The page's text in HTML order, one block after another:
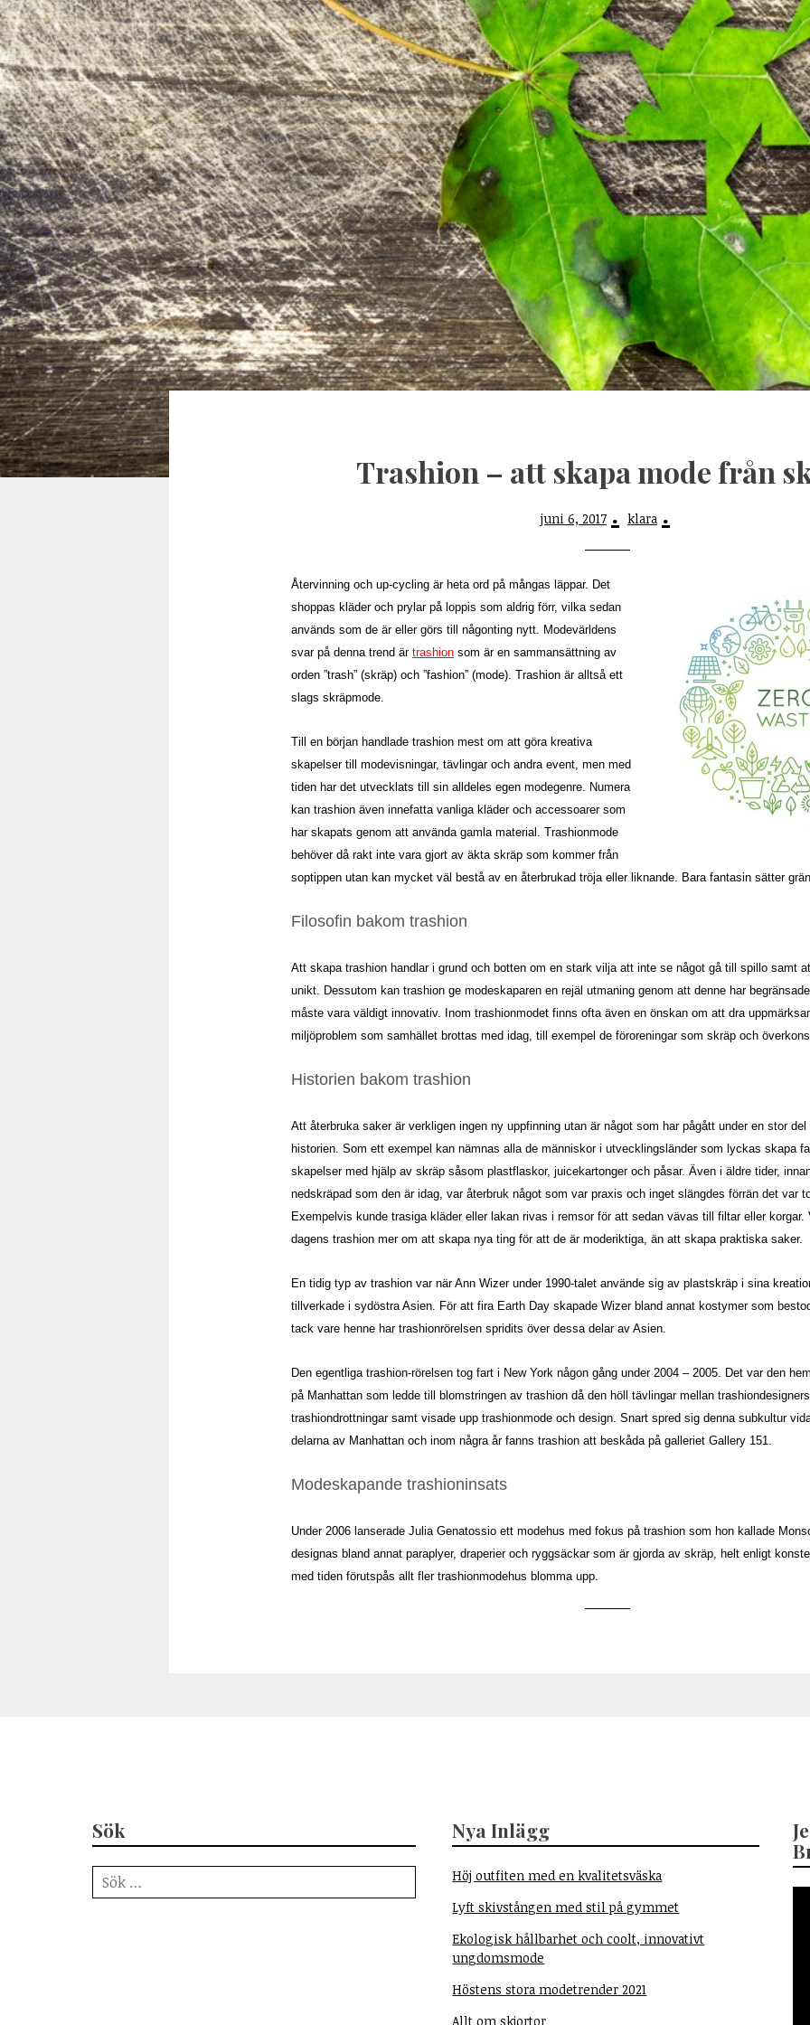
Trashion – att skapa mode från
juni 6, 2017 klara
Återvinning och up-cycling är heta ord på mångas läppar. Det
shoppas kläder och prylar på loppis som aldrig förr, vilka sedan
används som de är eller görs till någonting nytt. Modevärldens
svar på denna trend är trashion som är en sammansättning av
orden ”trash” (skräp) och ”fashion” (mode). Trashion är alltså ett
slags skräpmode.
Till en början handlade trashion mest om att göra kreativa
skapelser till modevisningar, tävlingar och andra event, men med
tiden har det utvecklats till sin alldeles egen modegenre. Numera
kan trashion även innefatta vanliga kläder och accessoarer som
har skapats genom att använda gamla material. Trashionmode
behöver då rakt inte vara gjort av äkta skräp som kommer från
soptippen utan kan mycket väl bestå av en återbrukad tröja eller liknande. Bara fantasin sätter
Filosofin bakom trashion
Att skapa trashion handlar i grund och botten om en stark vilja att inte se något gå till spillo samt
unikt. Dessutom kan trashion ge modeskaparen en rejäl utmaning genom att denne har
måste vara väldigt innovativ. Inom trashionmodet finns ofta även en önskan om att dra
miljöproblem som samhället brottas med idag, till exempel de föroreningar som skräp och
Historien bakom trashion
Att återbruka saker är verkligen ingen ny uppfinning utan är något som har pågått under en stor
historien. Som ett exempel kan nämnas alla de människor i utvecklingsländer som lyckas skapa
skapelser med hjälp av skräp såsom plastflaskor, juicekartonger och påsar. Även i äldre tider,
nedskräpad som den är idag, var återbruk något som var praxis och inget slängdes förrän det var
Exempelvis kunde trasiga kläder eller lakan rivas i remsor för att sedan vävas till filtar eller korgar.
dagens trashion mer om att skapa nya ting för att de är moderiktiga, än att skapa praktiska saker.
En tidig typ av trashion var när Ann Wizer under 1990-talet använde sig av plastskräp i sina
tillverkade i sydöstra Asien. För att fira Earth Day skapade Wizer bland annat kostymer som
tack vare henne har trashionrörelsen spridits över dessa delar av Asien.
Den egentliga trashion-rörelsen tog fart i New York någon gång under 2004 – 2005. Det var den
på Manhattan som ledde till blomstringen av trashion då den höll tävlingar mellan
trashiondrottningar samt visade upp trashionmode och design. Snart spred sig denna subkultur
delarna av Manhattan och inom några år fanns trashion att beskåda på galleriet Gallery 151.
Modeskapande trashioninsats
Under 2006 lanserade Julia Genatossio ett modehus med fokus på trashion som hon kallade
designas bland annat paraplyer, draperier och ryggsäckar som är gjorda av skräp, helt enligt
med tiden förutspås allt fler trashionmodehus blomma upp.
Sök
Sök
efter:
Nya Inlägg
Höj outfiten med en kvalitetsväska
Lyft skivstången med stil på gymmet
Ekologisk hållbarhet och coolt, innovativt
ungdomsmode
Höstens stora modetrender 2021
Allt om skjortor